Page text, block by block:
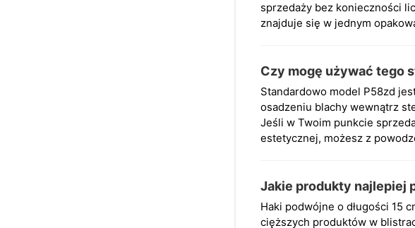
sprzedaży bez konieczności
znajduje się w jednym
Czy mogę używać tego
Standardowo model P58zd
osadzeniu blachy wewnątrz
Jeśli w Twoim punkcie
estetycznej, możesz z
Jakie produkty najlepiej
Haki podwójne o długości 15
cięższych produktów w